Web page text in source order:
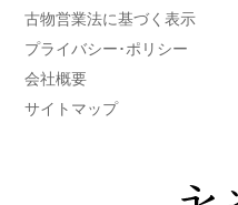
古物営業法に基づく表示
プライバシー･ポリシー
会社概要
サイトマップ